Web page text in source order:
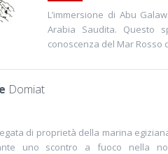
L’immersione di Abu
Arabia Saudita. Questo
conoscenza del Mar Rosso
Domiat
di proprietà della marina
uno scontro a fuoco nella